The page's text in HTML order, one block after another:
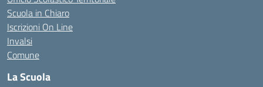
Scuola in Chiaro
Iscrizioni On Line
Invalsi
Comune
La Scuola